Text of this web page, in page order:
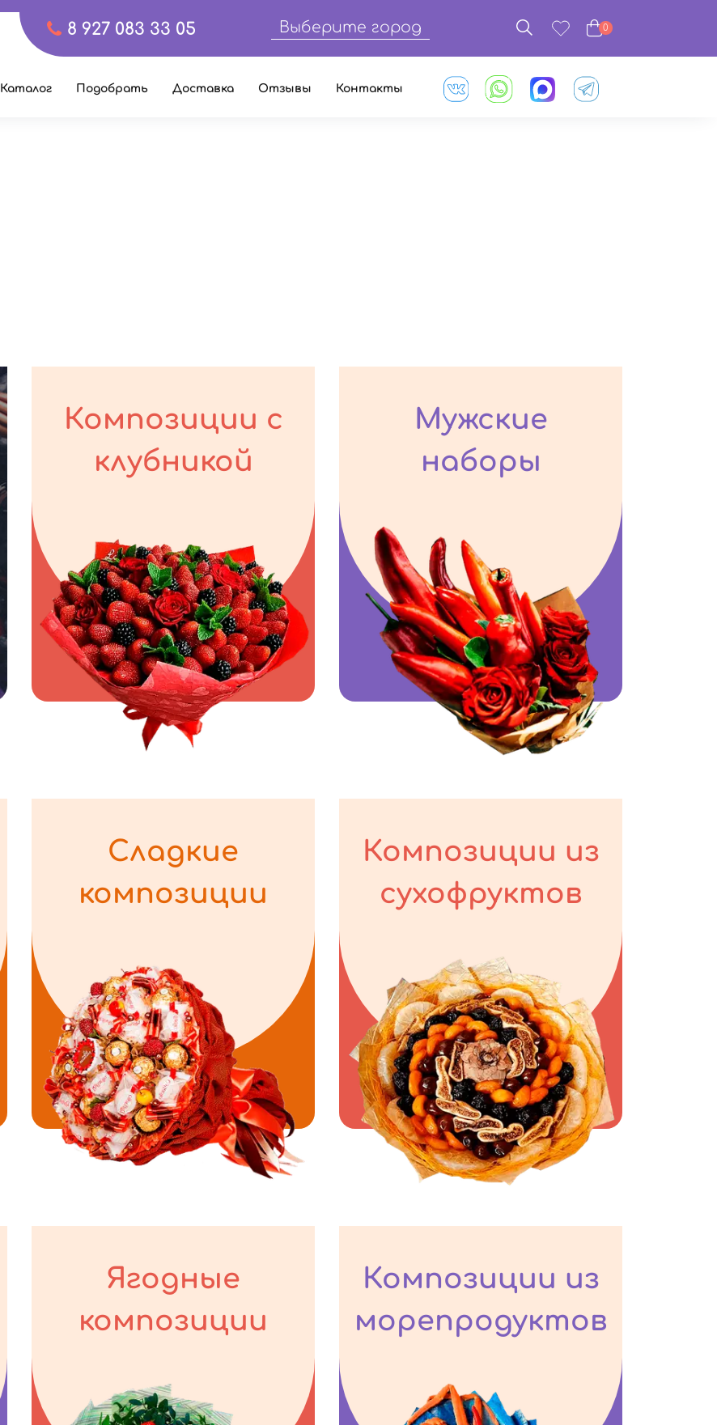
8 927 083 33 05 Выберите город 0
Каталог Подобрать Доставка Отзывы Контакты
Композиции с
клубникой
Мужские
наборы
Сладкие
композиции
Композиции из
сухофруктов
Ягодные
композиции
Композиции из
морепродуктов